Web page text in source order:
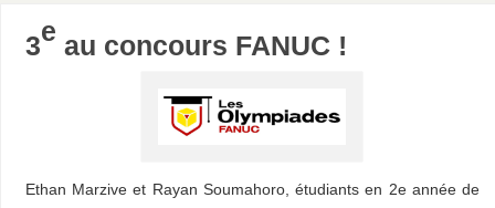
3e au concours FANUC !
Ethan Marzive et Rayan Soumahoro, étudiants en 2e année de